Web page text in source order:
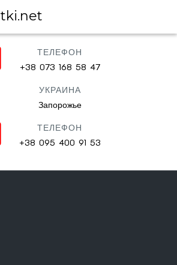
на любое авто
ТЕЛЕФОН
+38 073 168 58 47
УКРАИНА
Запорожье
ТЕЛЕФОН
+38 095 400 91 53